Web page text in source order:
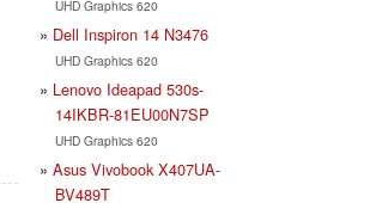
UHD Graphics 620
Dell Inspiron 14 N3476
UHD Graphics 620
Lenovo Ideapad 530s-
14IKBR-81EU00N7SP
UHD Graphics 620
Asus Vivobook X407UA-
BV489T